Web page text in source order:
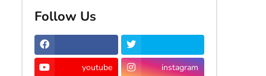
Follow Us
youtube instagram